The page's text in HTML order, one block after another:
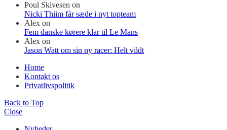
Poul Skivesen on
Nicki Thiim får sæde i nyt topteam
Alex on
Fem danske kørere klar til Le Mans
Alex on
Jason Watt om sin ny racer: Helt vildt
Home
Kontakt os
Privatlivspolitik
Back to Top
Close